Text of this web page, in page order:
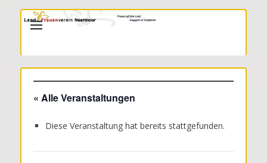
« Alle Veranstaltungen
Diese Veranstaltung hat bereits stattgefunden.